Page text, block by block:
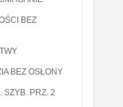
BEZ
BEZ OSŁONY
SZYB. PRZ. 2